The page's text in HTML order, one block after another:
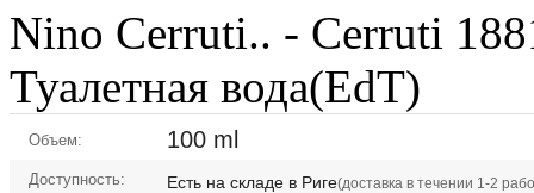
Nino Cerruti.. - Cerruti
Туалетная вода(EdT)
Объем: 100 ml
Доступность: Есть на складе в Риге(доставка в течении 1-2